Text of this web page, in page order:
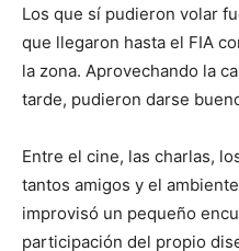
Los que sí pudieron volar
que llegaron hasta el FIA
la zona. Aprovechando la
tarde, pudieron darse
Entre el cine, las charlas,
tantos amigos y el
improvisó un pequeño
participación del propio